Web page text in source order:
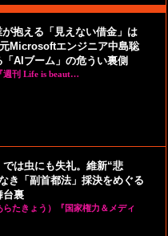
が抱える「見えない借金」は
Microsoftエンジニア中島聡
「AIブーム」の危うい裏側
週刊 Life is beaut…
では虫にも失礼。維新“悲
き「副首都法」採決をめぐる
台裏
らたきょう）『国家権力＆メディ